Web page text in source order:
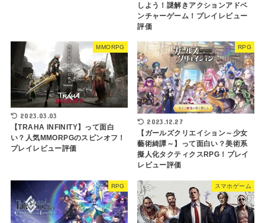
しよう！謎解きアクションアドベ
ンチャーゲーム！プレイレビュー
評価
MMORPG
2023.03.03
【TRAHA INFINITY】って面白
い？人気MMORPGのスピンオフ！
プレイレビュー評価
RPG
2023.12.27
【ガールズクリエイション～少女
藝術綺譚～】って面白い？美術系
擬人化タクティクスRPG！プレイ
レビュー評価
RPG スマホゲーム